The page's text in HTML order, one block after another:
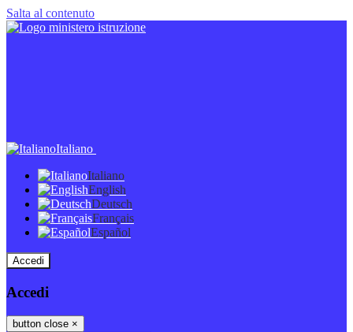
Salta al contenuto
Italiano
Italiano
English
Deutsch
Français
Español
Accedi
Accedi
button close ×